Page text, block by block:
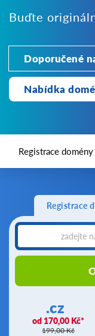
Buďte
Doporučené
Nabídka
Registrace domény
Registrace
.cz
170,00 Kč
199,00 Kč